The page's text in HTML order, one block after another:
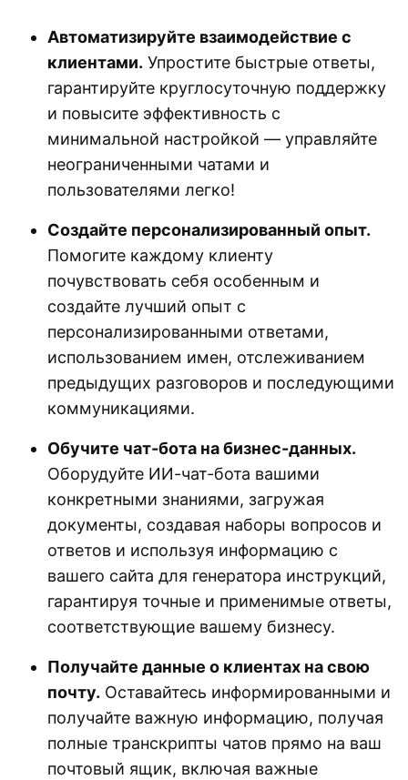
Автоматизируйте взаимодействие с
клиентами. Упростите быстрые ответы,
гарантируйте круглосуточную поддержку
и повысите эффективность с
минимальной настройкой — управляйте
неограниченными чатами и
пользователями легко!
Создайте персонализированный опыт.
Помогите каждому клиенту
почувствовать себя особенным и
создайте лучший опыт с
персонализированными ответами,
использованием имен, отслеживанием
предыдущих разговоров и последующими
коммуникациями.
Обучите чат-бота на бизнес-данных.
Оборудуйте ИИ-чат-бота вашими
конкретными знаниями, загружая
документы, создавая наборы вопросов и
ответов и используя информацию с
вашего сайта для генератора инструкций,
гарантируя точные и применимые ответы,
соответствующие вашему бизнесу.
Получайте данные о клиентах на свою
почту. Оставайтесь информированными и
получайте важную информацию, получая
полные транскрипты чатов прямо на ваш
почтовый ящик, включая важные